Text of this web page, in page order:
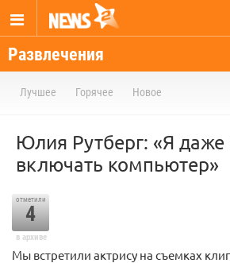
Развлечения
Лучшее Горячее Новое
Юлия Рутберг: «Я
включать компьютер»
отметили
4
в архиве
Мы встретили актрису на съемках